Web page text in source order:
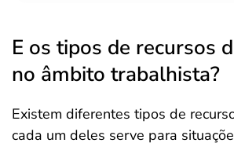
E os tipos de recursos
no âmbito trabalhista?
Existem diferentes tipos de
cada um deles serve para